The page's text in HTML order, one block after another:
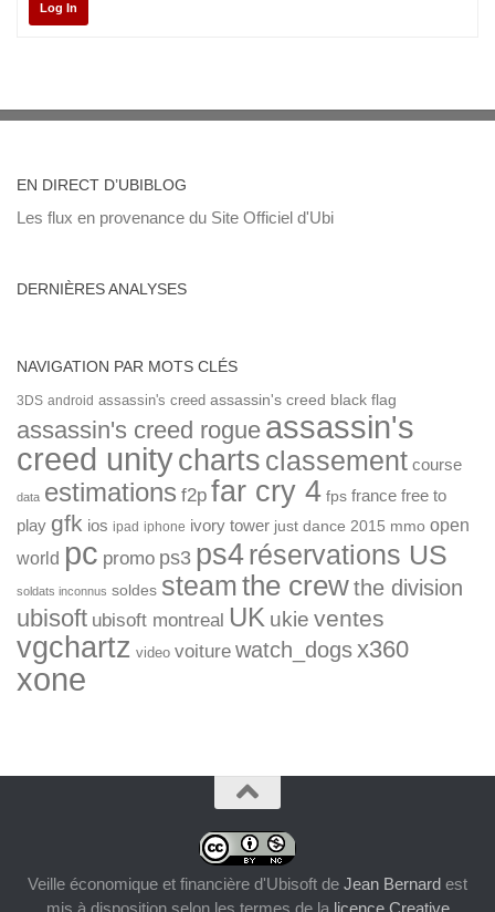
Log In
EN DIRECT D’UBIBLOG
Les flux en provenance du Site Officiel d'Ubi
DERNIÈRES ANALYSES
NAVIGATION PAR MOTS CLÉS
3DS android assassin's creed assassin's creed black flag
assassin's creed rogue assassin's
creed unitycharts classement course
data estimations f2p far cry 4 fps france free to
play gfk ios ipad iphone ivory tower just dance 2015 mmo open
world pc promo ps3 ps4réservations US
soldats inconnus soldes steamthe crewthe division
ubisoft ubisoft montreal UK ukie ventes
vgchartz video voiture watch_dogsx360
xone
Veille économique et financière d'Ubisoft de Jean Bernard est
mis à disposition selon les termes de la licence Creative